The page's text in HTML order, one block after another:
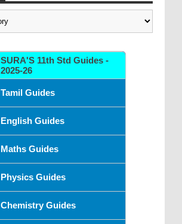
SURA'S 11th Std Guides -
2025-26
Tamil Guides
English Guides
Maths Guides
Physics Guides
Chemistry Guides